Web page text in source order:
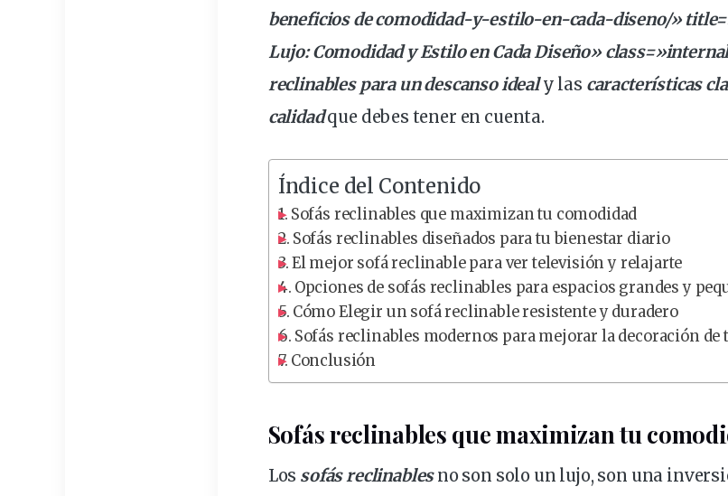
beneficios decomodidad-y-estilo-en-cada-diseno/»
Lujo: Comodidad y Estilo en Cada Diseño»
reclinablespara undescansoidealy las características
calidadque debes tener en cuenta.
Índice del Contenido
Sofás reclinables que maximizan tu comodidad
Sofás reclinables diseñados para tu bienestar diario
El mejor sofá reclinable para ver televisión y relajarte
Opciones de sofás reclinables para espacios grandes y
Cómo Elegir un sofá reclinable resistente y duradero
Sofás reclinables modernos para mejorar la decoración de
Conclusión
Sofás reclinables quemaximizan tu
Los sofás reclinablesno son solo un lujo, son una